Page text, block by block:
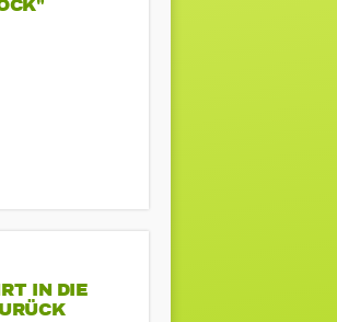
IN DIE